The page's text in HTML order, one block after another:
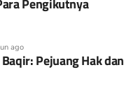
Pengikutnya
ago
Pejuang Hak dan